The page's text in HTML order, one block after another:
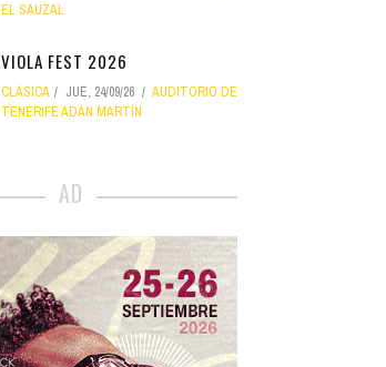
EL SAUZAL
VIOLA FEST 2026
CLÁSICA JUE, 24/09/26
AUDITORIO DE
TENERIFE ADÁN MARTÍN
AD